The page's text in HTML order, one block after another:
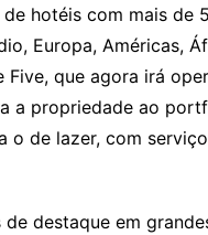
hotéis com mais de
Europa, Américas,
que agora irá
a propriedade ao
de lazer, com
destaque em